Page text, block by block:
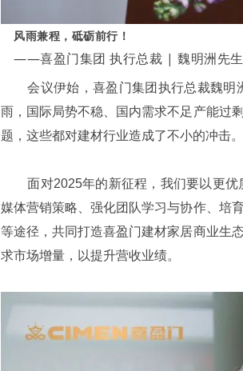
风雨兼程，砥砺前行！
——喜盈门集团 执行总裁 | 魏明洲先生
会议伊始，喜盈门集团执行总裁魏
雨，国际局势不稳、国内需求不足产能过
题，这些都对建材行业造成了不小的冲击。
面对2025年的新征程，我们要以更
媒体营销策略、强化团队学习与协作、培
等途径，共同打造喜盈门建材家居商业生
求市场增量，以提升营收业绩。